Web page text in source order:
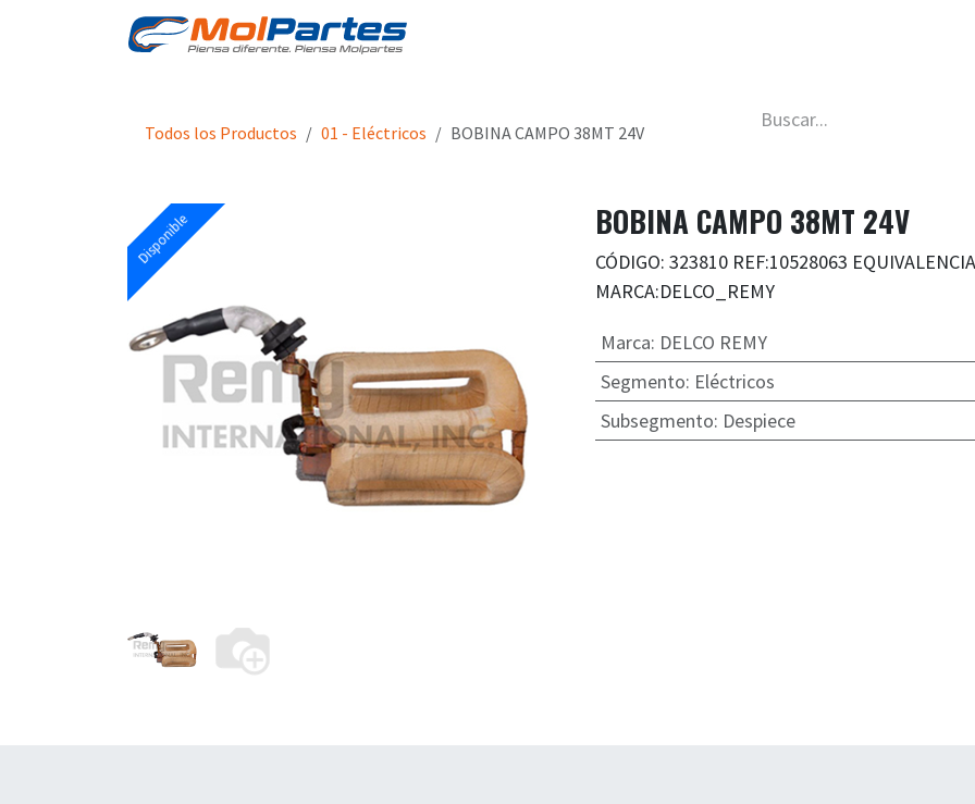
Todos los Productos 01 - Eléctricos BOBINA CAMPO 38MT 24V
Disponible
Disponible BOBINA CAMPO 38MT 24V
CÓDIGO: 323810 REF:10528063
MARCA:DELCO_REMY
Marca: DELCO REMY
Segmento: Eléctricos
Subsegmento: Despiece